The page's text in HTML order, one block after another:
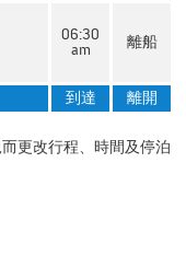
06:30
am
離船
到達 離開
更改行程、時間及停泊